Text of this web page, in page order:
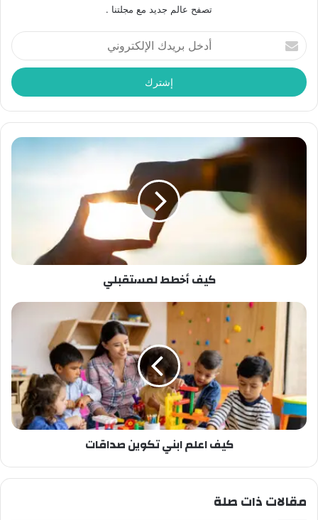
تصفح عالم جديد مع مجلتنا .
أدخل
بريدك
الإلكتروني
كيف أخطط لمستقبلي
كيف اعلم ابني تكوين صداقات
مقالات ذات صلة